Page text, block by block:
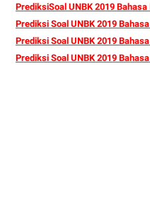
PrediksiSoal UNBK 2019
Prediksi Soal UNBK 2019
Prediksi Soal UNBK 2019
Prediksi Soal UNBK 2019